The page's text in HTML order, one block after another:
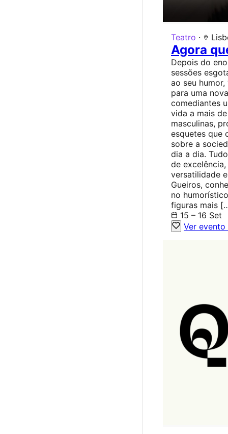
Teatro ·
Agora
Depois do
sessões
ao seu humor,
para uma
comediantes
vida a mais
masculinas,
esquetes que
sobre a
dia a dia.
de
versatilidade
Gueiros,
no
figuras mais
15 – 16 Set
Ver